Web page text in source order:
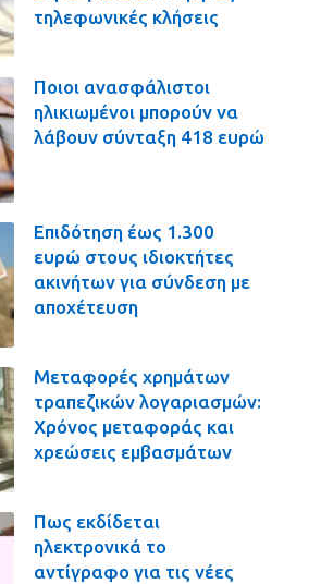
τηλεφωνικές κλήσεις
Ποιοι ανασφάλιστοι
ηλικιωμένοι μπορούν να
λάβουν σύνταξη 418 ευρώ
Επιδότηση έως 1.300
ευρώ στους ιδιοκτήτες
ακινήτων για σύνδεση με
αποχέτευση
Μεταφορές χρημάτων
τραπεζικών λογαριασμών:
Χρόνος μεταφοράς και
χρεώσεις εμβασμάτων
Πως εκδίδεται
ηλεκτρονικά το
αντίγραφο για τις νέες